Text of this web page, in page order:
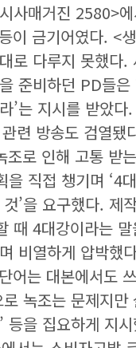
사매거진 2580>
이 금기어였다. <
로 다루지 못했다.
준비하던 PD들은
’는 지시를 받았
련 방송도 검열됐
조로 인해 고통 받
을 직접 챙기며 ‘4
’을 요구했다. 제
때 4대강이라는 말
비열하게 압박했
어는 대본에서도
로 녹조는 문제지만
등을 집요하게 지